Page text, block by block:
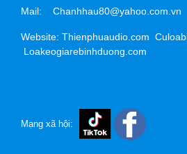
Mail: Chanhhau80@yahoo.com.vn
Website: Thienphuaudio.com
Loakeogiarebinhduong.com
Mạng xã hội: